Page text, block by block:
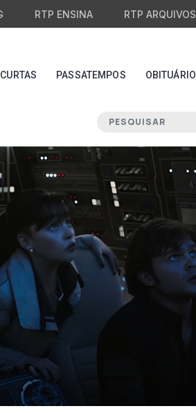
RTP ENSINA RTP ARQUIVOS
CURTAS PASSATEMPOS OBITUÁRIO